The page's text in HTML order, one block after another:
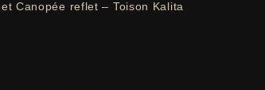
Canopée reflet – Toison Kalita